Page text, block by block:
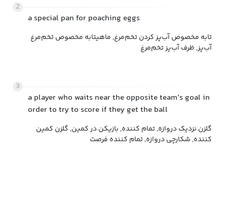
2
a special pan for poaching eggs
تابه مخصوص آب‌پز کردن تخم‌مرغ, ماهیتابه مخصوص تخم‌مرغ
آب‌پز, ظرف آب‌پز تخم‌مرغ
3
a player who waits near the opposite team’s goal in
order to try to score if they get the ball
گلزن نزدیک دروازه, تمام کننده, بازیکن در کمین, گلزن کمین
کننده, شکارچی دروازه, تمام کننده فرصت